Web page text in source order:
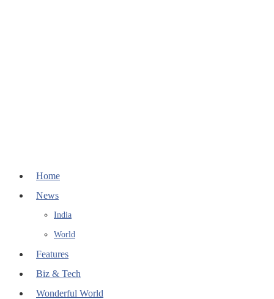
Home
News
India
World
Features
Biz & Tech
Wonderful World